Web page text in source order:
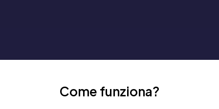
Come funziona?